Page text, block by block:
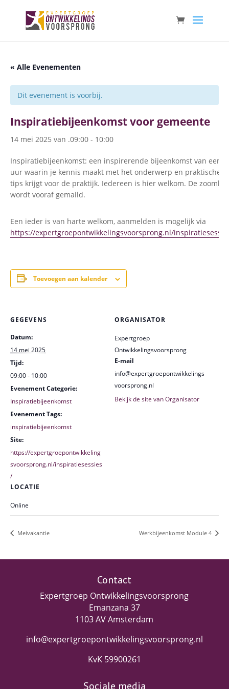
« Alle Evenementen
Dit evenement is voorbij.
Inspiratiebijeenkomst voor gemeente
14 mei 2025 van .09:00 - 10:00
Inspiratiebijeenkomst: een inspirerende bijeenkomst van een
uur waarin je kennis maakt met het onderwerp en praktische
tips krijgt voor de praktijk. Iedereen is hier welkom. De
wordt vooraf gemaild.
Een ieder is van harte welkom, aanmelden is mogelijk via
https://expertgroepontwikkelingsvoorsprong.nl/
Toevoegen aan kalender
GEGEVENS
Datum:
14 mei 2025
Tijd:
09:00 - 10:00
Evenement Categorie:
Inspiratiebijeenkomst
Evenement Tags:
inspiratiebijeenkomst
Site:
https://expertgroepontwikkeling
svoorsprong.nl/inspiratiesessies
/
LOCATIE
Online
ORGANISATOR
Expertgroep
Ontwikkelingsvoorsprong
E-mail
info@expertgroepontwikkelings
voorsprong.nl
Bekijk de site van Organisator
Meivakantie Werkbijeenkomst Module 4
Contact
Expertgroep Ontwikkelingsvoorsprong
Emanzana 37
1103 AV Amsterdam
info@expertgroepontwikkelingsvoorsprong.nl
KvK 59900261
Sociale media